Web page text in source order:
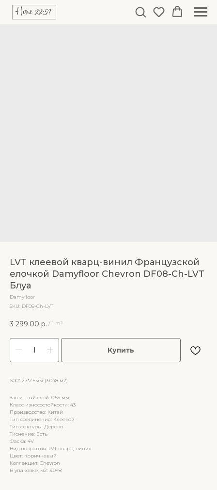
LVT клеевой кварц-винил Французской
елочкой Damyfloor Chevron DF08-Ch-LVT
Блуа
Damyfloor
SKU: DF08-Ch-LVT
3 299.00 р. / 1 m²
Купить
600*127*2.5мм (3.048 м2)
Защитный слой: 0.55 мм
Класс износостойкости: 43
Производство: Китай
Тип соединения: Клеевой
Тип фактуры: Дерево
Тиснение: Есть
Фаска: 4V
Вид покрытия: LVT кварц-винил
Цвет: Коричневый
Коллекция: Chevron
В упаковке, м2: 3.048